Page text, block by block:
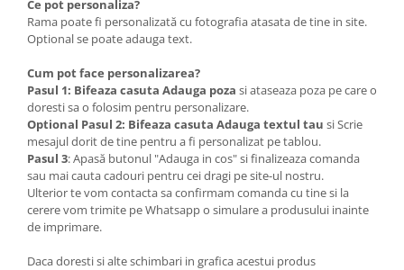
Ce pot personaliza?
Rama poate fi personalizată cu fotografia atasata de tine in site.
Optional se poate adauga text.
Cum pot face personalizarea?
Pasul 1: Bifeaza casuta Adauga poza si ataseaza poza pe care o
doresti sa o folosim pentru personalizare.
Optional Pasul 2: Bifeaza casuta Adauga textul tau si Scrie
mesajul dorit de tine pentru a fi personalizat pe tablou.
Pasul 3: Apasă butonul "Adauga in cos" si finalizeaza comanda
sau mai cauta cadouri pentru cei dragi pe site-ul nostru.
Ulterior te vom contacta sa confirmam comanda cu tine si la
cerere vom trimite pe Whatsapp o simulare a produsului inainte
de imprimare.
Daca doresti si alte schimbari in grafica acestui produs